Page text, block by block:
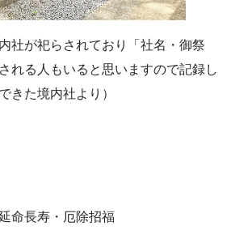
社が祀らされており「社名・御祭
れる人もいると思いますので記録し
きた境内社より）
命長寿・厄除招福